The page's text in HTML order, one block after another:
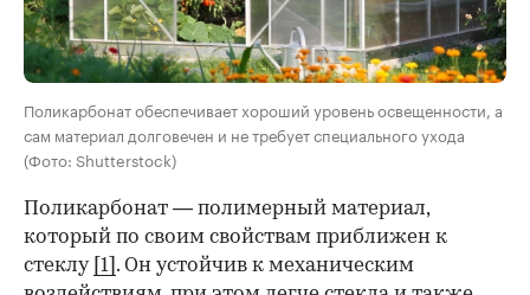
Поликарбонат обеспечивает хороший уровень освещенности, а
сам материал долговечен и не требует специального ухода
(Фото: Shutterstock)
Поликарбонат — полимерный материал,
который по своим свойствам приближен к
стеклу [1] . Он устойчив к механическим